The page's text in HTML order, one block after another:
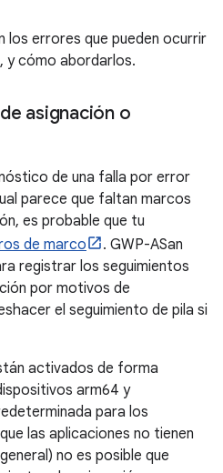
los errores que pueden ocurrir
y cómo abordarlos.
asignación o
de una falla por error
parece que faltan marcos
es probable que tu
de marco
. GWP-ASan
registrar los seguimientos
por motivos de
el seguimiento de pila si
activados de forma
arm64 y
para los
las aplicaciones no tienen
no es posible que